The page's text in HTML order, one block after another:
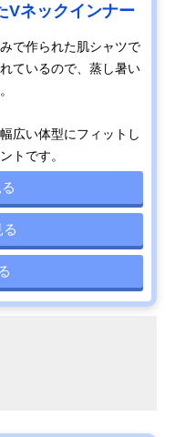
Vネックインナー
で作られた肌シャツで
ているので、蒸し暑い
広い体型にフィットし
トです。